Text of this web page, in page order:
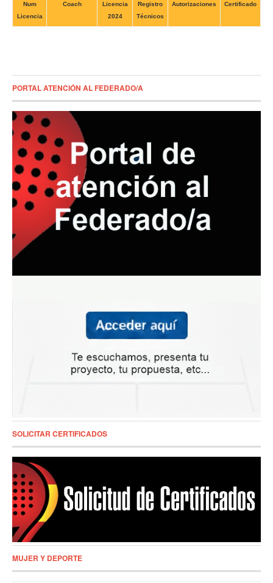
Num
Licencia
Coach
Licencia
2024
Registro
Técnicos
Autorizaciones Certificado
PORTAL ATENCIÓN AL FEDERADO/A
SOLICITAR CERTIFICADOS
MUJER Y DEPORTE